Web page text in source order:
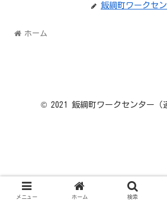
飯綱町ワークセ
ホーム
© 2021 飯綱町ワークセンター（
メニュー ホーム 検索